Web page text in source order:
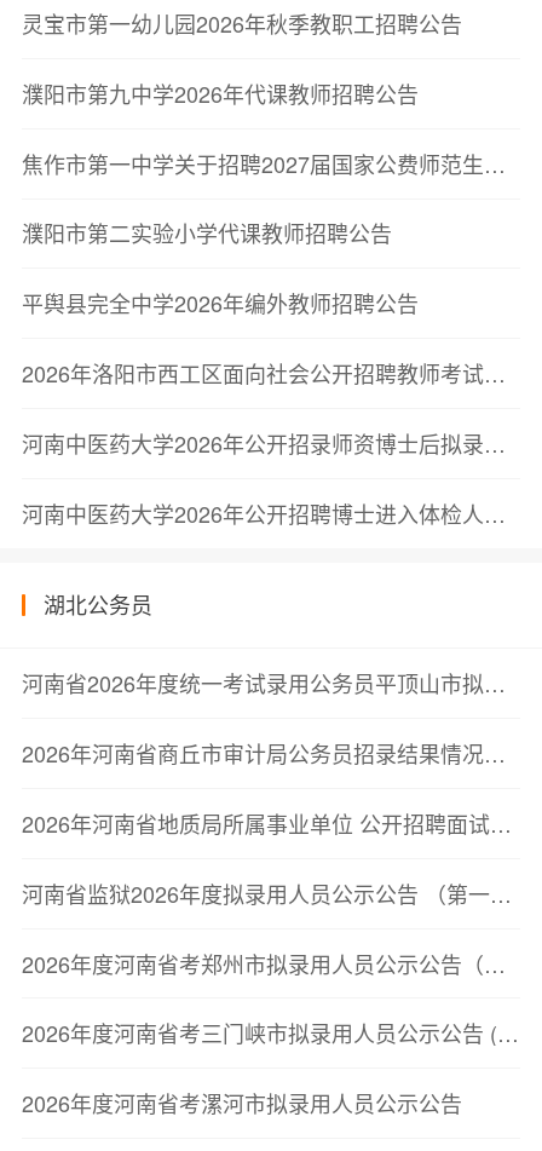
灵宝市第一幼儿园2026年秋季教职工招聘公告
濮阳市第九中学2026年代课教师招聘公告
焦作市第一中学关于招聘2027届国家公费师范生公告
濮阳市第二实验小学代课教师招聘公告
平舆县完全中学2026年编外教师招聘公告
2026年洛阳市西工区面向社会公开招聘教师考试总成绩及体检有关事宜的公告
河南中医药大学2026年公开招录师资博士后拟录取人员名单公示
河南中医药大学2026年公开招聘博士进入体检人员名单及成绩公示
湖北公务员
河南省2026年度统一考试录用公务员平顶山市拟录用人员公示公告
2026年河南省商丘市审计局公务员招录结果情况公示
2026年河南省地质局所属事业单位 公开招聘面试资格确认公告
河南省监狱2026年度拟录用人员公示公告 （第一批）
2026年度河南省考郑州市拟录用人员公示公告（第二批）
2026年度河南省考三门峡市拟录用人员公示公告 (第一批)
2026年度河南省考漯河市拟录用人员公示公告